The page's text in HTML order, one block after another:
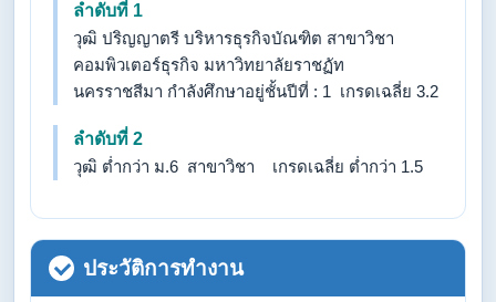
ลำดับที่ 1
วุฒิ ปริญญาตรี บริหารธุรกิจบัณฑิต สาขาวิชา
คอมพิวเตอร์ธุรกิจ มหาวิทยาลัยราชฏัท
นครราชสีมา กำลังศึกษาอยู่ชั้นปีที่ : 1 เกรดเฉลี่ย 3.2
ลำดับที่ 2
วุฒิ ต่ำกว่า ม.6 สาขาวิชา เกรดเฉลี่ย ต่ำกว่า 1.5
ประวัติการทำงาน